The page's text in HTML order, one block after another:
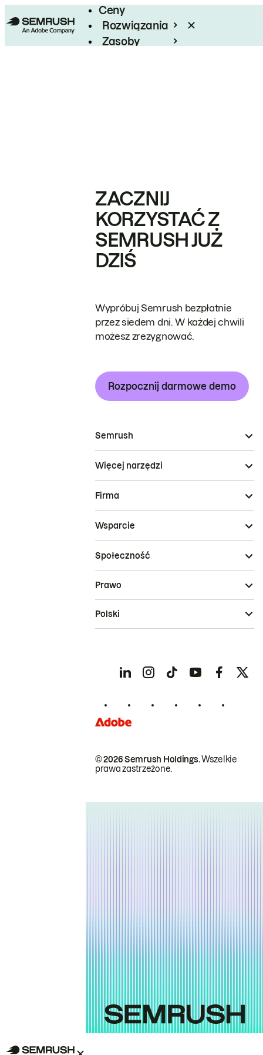
Ceny
Rozwiązania
Zasoby
ZACZNIJ
KORZYSTAĆ Z
SEMRUSH JUŻ
DZIŚ
Wypróbuj Semrush bezpłatnie
przez siedem dni. W każdej chwili
możesz zrezygnować.
Rozpocznij darmowe demo
Semrush
Więcej narzędzi
Firma
Wsparcie
Społeczność
© 2026 Semrush Holdings.Wszelkie
prawa zastrzeżone.
Prawo
Polski